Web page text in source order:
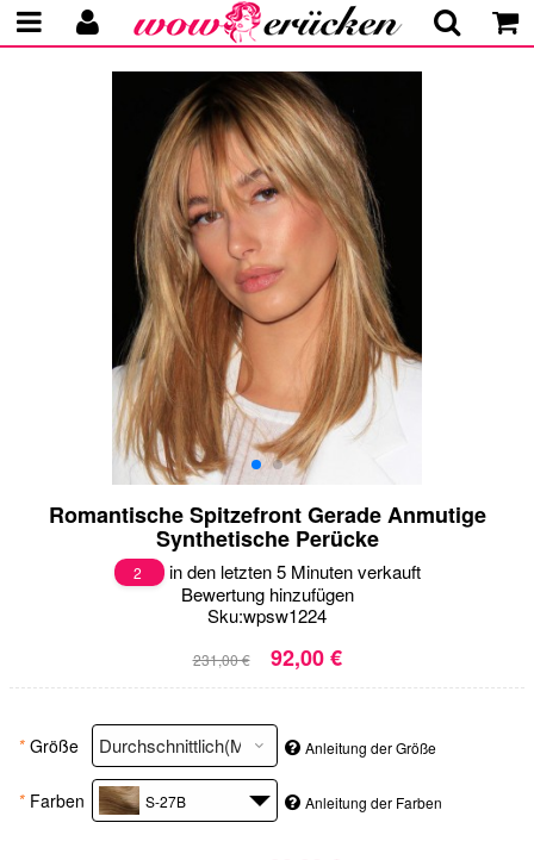
Romantische Spitzefront Gerade Anmutige
Synthetische Perücke
2
in den letzten 5 Minuten verkauft
Bewertung hinzufügen
Sku:wpsw1224
231,00 € 92,00 €
* Größe Anleitung der Größe
* Farben S-27B Anleitung der Farben